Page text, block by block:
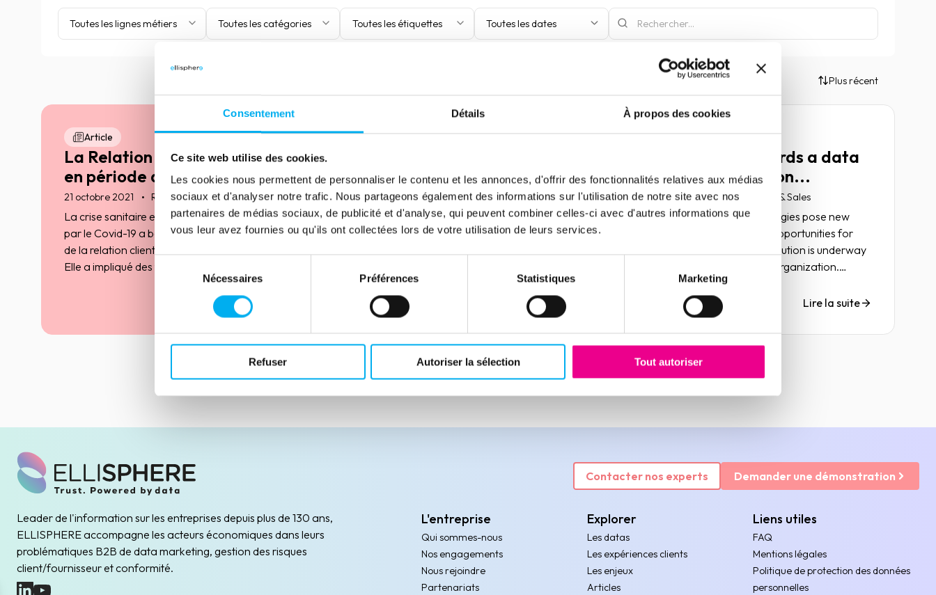
Consentement Détails À propos des cookies
Ce site web utilise des cookies.
Les cookies nous permettent de personnaliser le contenu et les annonces, d'offrir des fonctionnalités relatives aux médias
sociaux et d'analyser notre trafic. Nous partageons également des informations sur l'utilisation de notre site avec nos
partenaires de médias sociaux, de publicité et d'analyse, qui peuvent combiner celles-ci avec d'autres informations que
vous leur avez fournies ou qu'ils ont collectées lors de votre utilisation de leurs services.
consentement
Nécessaires Préférences Statistiques Marketing
Refuser Autoriser la sélection Tout autoriser
Toutes les lignes métiers Toutes les catégories Toutes les étiquettes Toutes les dates
Plus récent
Article
La Relation Client, un atout
en période de crise
21 octobre 2021 Risk management
La crise sanitaire et économique engendrée
par le Covid-19 a bouleversé certains aspects
de la relation client et de l’expérience client.
Elle a impliqué des transformations, des
changements dont certains structurels.
Lire la suite
Article
organisation data driven …
16 janvier 2021 Marketing & Sales
Les nouvelles technologies d’analyse de la
donnée posent de nouveaux enjeux et offrent
passe par une organisation data driven.
Analyse.
Lire la suite
Article
Companies: towards a data
driver organization...
04 janvier 2021 Marketing & Sales
New data analysis technologies pose new
challenges and offer new opportunities for
companies... The data revolution is underway
and requires a data driver organization.
Analysis.
Lire la suite
Contacter nos experts Demander une démonstration
Leader de l'information sur les entreprises depuis plus de 130 ans,
ELLISPHERE accompagne les acteurs économiques dans leurs
problématiques B2B de data marketing, gestion des risques
client/fournisseur et conformité.
(nouvelle fenêtre)
(nouvelle fenêtre)
L'entreprise
Qui sommes-nous
Nos engagements
Nous rejoindre
Partenariats
Explorer
Les datas
Les expériences clients
Les enjeux
Articles
Liens utiles
FAQ
Mentions légales
Politique de protection des données
personnelles